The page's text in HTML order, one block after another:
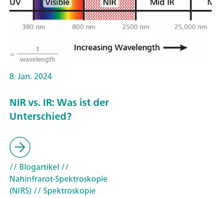
8. Jan. 2024
NIR vs. IR: Was ist der
Unterschied?
// Blogartikel //
Nahinfrarot-Spektroskopie
(NIRS)// Spektroskopie